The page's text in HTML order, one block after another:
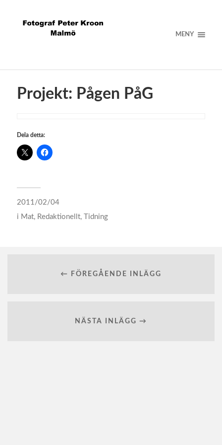
MENY
Projekt: Pågen PåG
Dela detta:
2011/02/04
i Mat, Redaktionellt, Tidning
← FÖREGÅENDE INLÄGG
NÄSTA INLÄGG →